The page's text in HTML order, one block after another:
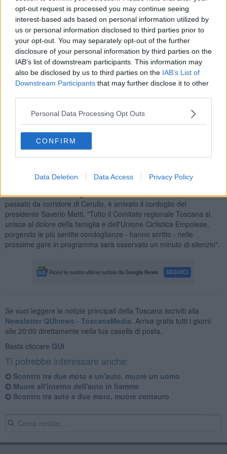
opt-out request is processed you may continue seeing
interest-based ads based on personal information utilized by
us or personal information disclosed to third parties prior to
your opt-out. You may separately opt-out of the further
disclosure of your personal information by third parties on the
IAB’s list of downstream participants. This information may
also be disclosed by us to third parties on the IAB’s List of
Downstream Participants that may further disclose it to other
Personal Data Processing Opt Outs
CONFIRM
Data Deletion Data Access Privacy Policy
Sul posto è immediatamente intervenuto ilpersonale del 118
per l'uomo non c'è stato niente da fare: i sanitari hanno constatato
il decesso. Insieme al 118 sono arrivate anche le forze dell'ordine,
che stanno svolgendo i rilievi necessari per ricostruire l'accaduto.
Sottochocl'autista del mezzo di Autolinee Toscane, mentre sui
socialsi è diffuso il cordoglio di chi lo ha conosciuto. Sentimento
espresso anche daAcque Spa, dove Cerullo lavorava.
"Era parte della nostra famiglia lavorativa dal 2018: si occupava
della manutenzione degli impianti dell’acquedotto con passione,
dedizione e spirito di squadra - hanno scritto dal gestore idrico -
oltre a essereun professionista esemplare
, Alessio era anche
na persona di grande spessore umano, sempre disponibile ad
aiutare i colleghi, trasmettendo un'immagine positiva della nostra
azienda. Tutti noi siamo profondamente sconvolti dall’accaduto. La
scomparsa di Alessio lascia un vuoto incolmabile all’interno della
privilegio di conoscerlo."
Anche dalComitato regionale Toscana Fci, vista la passione e il
passato da corridore di Cerullo, è arrivato il cordoglio del
presidente Saverio Metti. "Tutto il Comitato regionale Toscana si
unisce al dolore della famiglia e dell'Unione Ciclistica Empolese,
porgendo le più sentite condoglianze - hanno scritto - nelle
prossime gare in programma sarà osservato un minuto di silenzio".
Se vuoi leggere le notizie principali della Toscana iscriviti alla
Newsletter QUInews - ToscanaMedia. Arriva gratis tutti i giorni
alle 20:00 direttamente nella tua casella di posta.
Basta cliccare QUI
Ti potrebbe interessare anche:
Scontro tra due moto e un'auto, muore un uomo
Muore all'interno dell'auto in fiamme
Scontro tra auto e due moto, muore centauro